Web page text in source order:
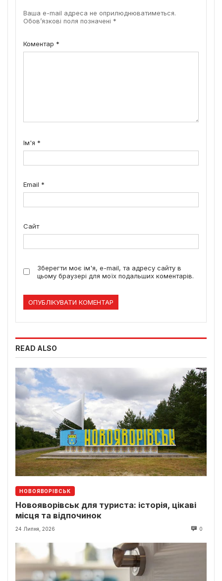
Ваша e-mail адреса не оприлюднюватиметься.
Обов’язкові поля позначені *
Коментар *
Ім'я *
Email *
Сайт
Зберегти моє ім'я, e-mail, та адресу сайту в
цьому браузері для моїх подальших коментарів.
READ ALSO
НОВОЯВОРІВСЬК
Новояворівськ для туриста: історія, цікаві
місця та відпочинок
24 Липня, 2026 0